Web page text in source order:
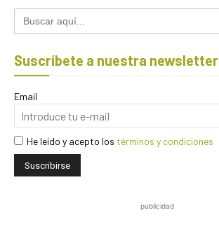
Buscar:
Suscríbete a nuestra newsletter
Email
He leído y acepto los términos y condiciones
publicidad